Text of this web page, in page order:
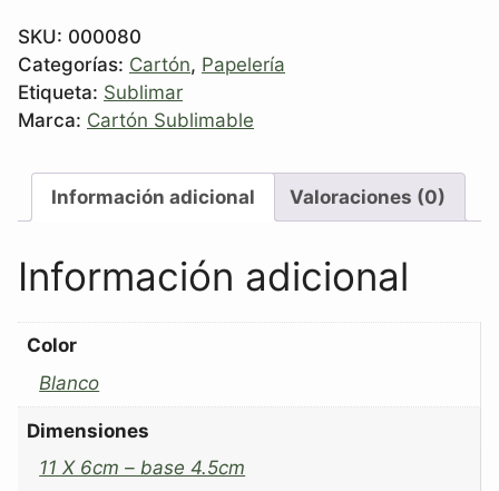
SKU: 000080
Categorías: Cartón, Papelería
Etiqueta: Sublimar
Marca: Cartón Sublimable
Información adicional Valoraciones (0)
Información adicional
Color
Blanco
Dimensiones
11 X 6cm – base 4.5cm